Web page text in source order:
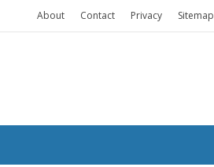
About Contact Privacy Sitemap